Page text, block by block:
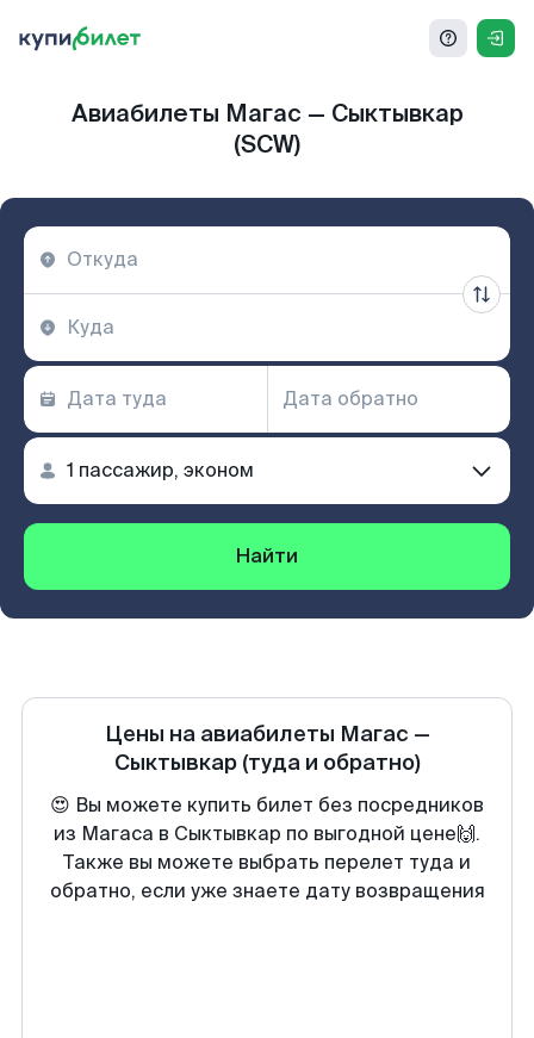
Авиабилеты Магас — Сыктывкар
(SCW)
Найти
Цены на авиабилеты Магас —
Сыктывкар (туда и обратно)
😍 Вы можете купить билет без посредников
из Магаса в Сыктывкар по выгодной цене🙌.
Также вы можете выбрать перелет туда и
обратно, если уже знаете дату возвращения